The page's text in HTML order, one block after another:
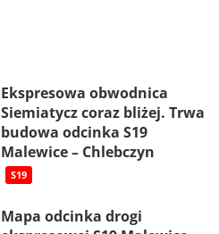
Ekspresowa obwodnica
Siemiatycz coraz bliżej. Trwa
budowa odcinka S19
Malewice – Chlebczyn
S19
Mapa odcinka drogi